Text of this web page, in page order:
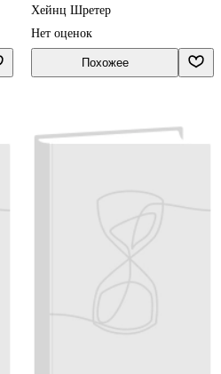
Хейнц Шретер
Нет оценок
Похожее